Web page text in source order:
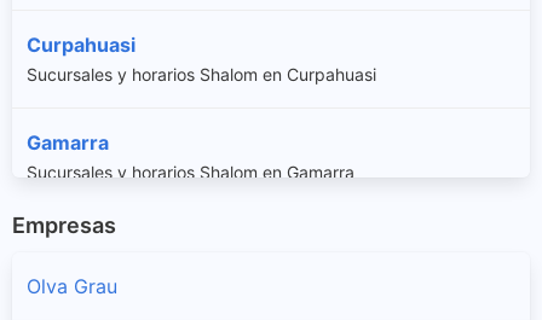
Curpahuasi
Sucursales y horarios Shalom en Curpahuasi
Gamarra
Sucursales y horarios Shalom en Gamarra
Huayllati
Empresas
Olva Grau